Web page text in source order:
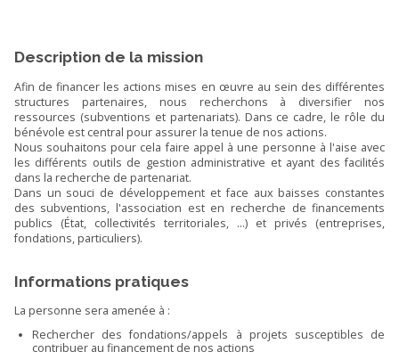
Description de la mission
Afin de financer les actions mises en œuvre au sein des différentes
structures partenaires, nous recherchons à diversifier nos
ressources (subventions et partenariats). Dans ce cadre, le rôle du
bénévole est central pour assurer la tenue de nos actions.
Nous souhaitons pour cela faire appel à une personne à l'aise avec
les différents outils de gestion administrative et ayant des facilités
dans la recherche de partenariat.
Dans un souci de développement et face aux baisses constantes
des subventions, l'association est en recherche de financements
publics (État, collectivités territoriales, ...) et privés (entreprises,
fondations, particuliers).
Informations pratiques
La personne sera amenée à :
Rechercher des fondations/appels à projets susceptibles de
contribuer au financement de nos actions